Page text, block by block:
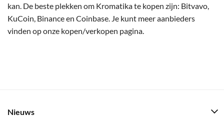
kan. De beste plekken om Kromatika te kopen zijn: Bitvavo,
KuCoin, Binance en Coinbase. Je kunt meer aanbieders
vinden op onze kopen/verkopen pagina.
Nieuws